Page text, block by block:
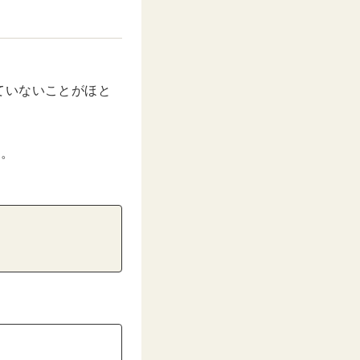
ないことがほと